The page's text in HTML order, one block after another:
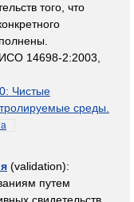
того, что
14698-2:2003,
Чистые
среды.
(validation):
путем